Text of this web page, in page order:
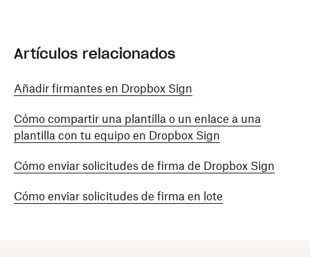
Artículos relacionados
Añadir firmantes en Dropbox Sign
Cómo compartir una plantilla o un enlace a una
plantilla con tu equipo en Dropbox Sign
Cómo enviar solicitudes de firma de Dropbox Sign
Cómo enviar solicitudes de firma en lote